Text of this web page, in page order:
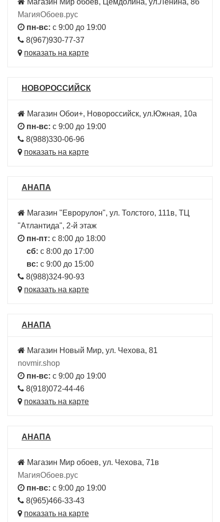
МагияОбоев.рус
пн-вс: с 9:00 до 19:00
8(967)930-77-37
показать на карте
НОВОРОССИЙСК
Магазин Обои+, Новороссийск, ул.Южная, 10а
пн-вс: с 9:00 до 19:00
8(988)330-06-96
показать на карте
АНАПА
Магазин "Еврорулон", ул. Толстого, 111в, ТЦ
"Атлантида", 2-й этаж
пн-пт: с 8:00 до 18:00
сб: с 8:00 до 17:00
вс: с 9:00 до 15:00
8(988)324-90-93
показать на карте
АНАПА
Магазин Новый Мир, ул. Чехова, 81
novmir.shop
пн-вс: с 9:00 до 19:00
8(918)072-44-46
показать на карте
АНАПА
Магазин Мир обоев, ул. Чехова, 71в
МагияОбоев.рус
пн-вс: с 9:00 до 19:00
8(965)466-33-43
показать на карте